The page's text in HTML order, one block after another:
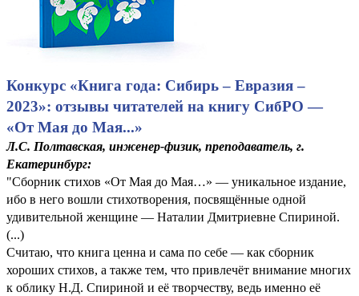
Конкурс «Книга года: Сибирь – Евразия –
2023»: отзывы читателей на книгу СибРО —
«От Мая до Мая...»
Л.С. Полтавская, инженер-физик, преподаватель, г.
Екатеринбург:
"Сборник стихов «От Мая до Мая…» — уникальное издание,
ибо в него вошли стихотворения, посвящённые одной
удивительной женщине — Наталии Дмитриевне Спириной.
(...)
Считаю, что книга ценна и сама по себе — как сборник
хороших стихов, а также тем, что привлечёт внимание многих
к облику Н.Д. Спириной и её творчеству, ведь именно её